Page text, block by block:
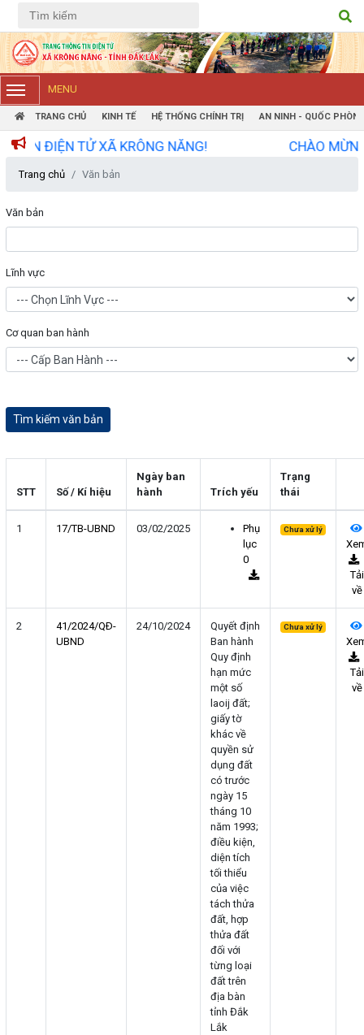
Tiếng Việt Tiếng Anh
MENU
TRANG CHỦ KINH TẾ HỆ THỐNG CHÍNH TRỊ AN NINH - QUỐC
TỬ XÃ KRÔNG NĂNG! CHÀO MỪNG
Trang chủ Văn bản
Văn bản
Lĩnh vực
Cơ quan ban hành
STT Số / Kí hiệu
Ngày ban
hành
Trích yếu
Trạng
thái
1 17/TB-UBND 03/02/2025
Phụ
lục
0
Chưa xử lý
Tải
về
2
41/2024/QÐ-
UBND
24/10/2024
Quyết định
Ban hành
Quy định
hạn mức
một số
laoij đất;
giấy tờ
khác về
quyền sử
dụng đất
có trước
ngày 15
tháng 10
năm 1993;
điều kiện,
diện tích
tối thiểu
của việc
tách thửa
đất, hợp
thửa đất
đối với
từng loại
đất trên
địa bàn
tỉnh Đắk
Lắk
Chưa xử lý
Tải
về